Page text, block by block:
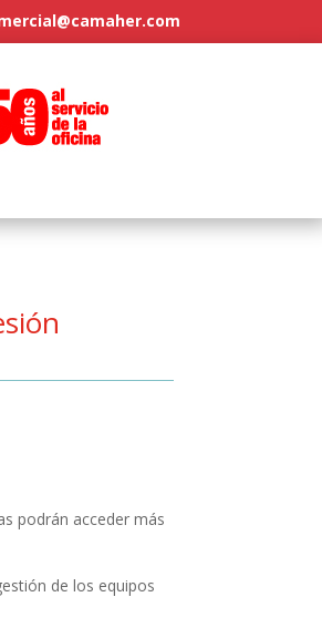
podrán acceder más
de los equipos